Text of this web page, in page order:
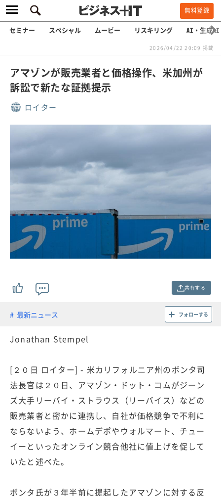
無料登録
セミナー スペシャル ムービー リスキリング AI・生成AI
2026/04/22 20:09 掲載
アマゾンが販売業者と価格操作、米加州が
訴訟で新たな証拠提示
ロイター
共有する
最新ニュース フォローする
Jonathan Stempel
[２０日 ロイター] - 米カリフォルニア州のボンタ司
法長官は２０日、アマゾン・ドット・コムがジーン
ズ大手リーバイ・ストラウス（リーバイス）などの
販売業者と密かに連携し、自社が価格競争で不利に
ならないよう、ホームデポやウォルマート、チュー
イーといったオンライン競合他社に値上げを促して
いたと述べた。
ボンタ氏が３年半前に提起したアマゾンに対する反